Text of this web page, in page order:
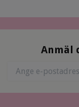
Anmäl